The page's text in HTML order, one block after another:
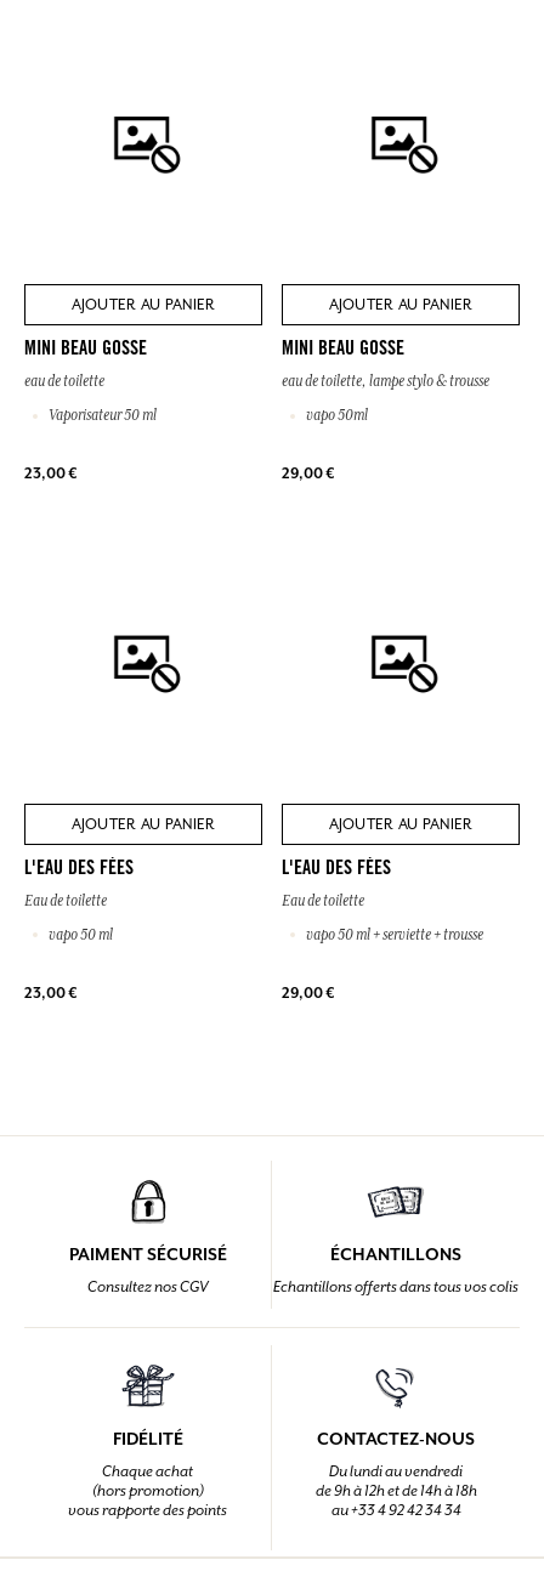
AJOUTER AU PANIER
MINI BEAU GOSSE
eau de toilette
Vaporisateur 50 ml
23,00 €
AJOUTER AU PANIER
MINI BEAU GOSSE
eau de toilette, lampe stylo & trousse
vapo 50ml
29,00 €
AJOUTER AU PANIER
L'EAU DES FÉES
Eau de toilette
vapo 50 ml
23,00 €
AJOUTER AU PANIER
L'EAU DES FÉES
Eau de toilette
vapo 50 ml + serviette + trousse
29,00 €
PAIMENT SÉCURISÉ
Consultez nos CGV
ÉCHANTILLONS
Echantillons offerts dans tous vos colis
FIDÉLITÉ
Chaque achat
(hors promotion)
vous rapporte des points
CONTACTEZ-NOUS
Du lundi au vendredi
de 9h à 12h et de 14h à 18h
au +33 4 92 42 34 34